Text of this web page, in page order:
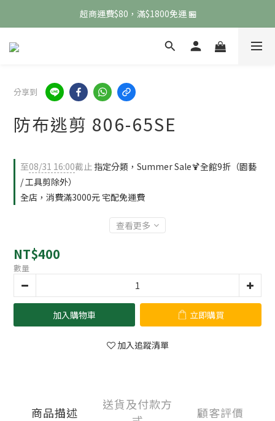
超商運費$80，滿$1800免運 🏪
超商運費$80，滿$1800免運 🏪
宅配運費$120，滿$3000免運 🚚
分享到
防布逃剪 806-65SE
至08/31 16:00截止 指定分類，Summer Sale🍹全館9折（園藝
/ 工具剪除外）
全店，消費滿3000元 宅配免運費
查看更多
NT$400
數量
加入購物車 立即購買
加入追蹤清單
商品描述
送貨及付款方
顧客評價